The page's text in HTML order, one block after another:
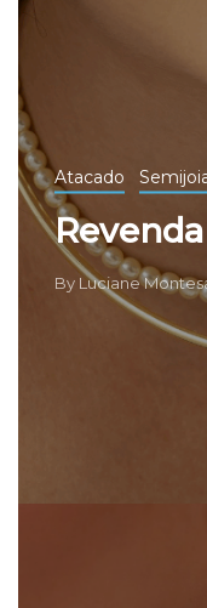
Atacado
By Luciane